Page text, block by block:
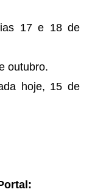
17 e 18 de
outubro.
hoje, 15 de